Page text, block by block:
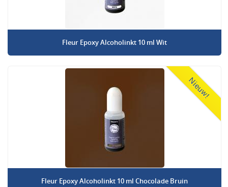
Fleur Epoxy Alcoholinkt 10 ml Wit
Nieuw!
Fleur Epoxy Alcoholinkt 10 ml Chocolade Bruin